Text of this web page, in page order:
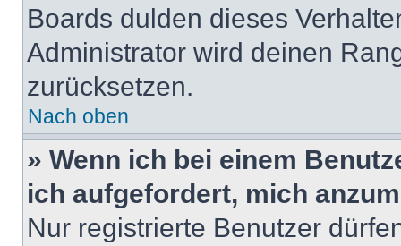
Boards dulden dieses
Administrator wird deinen
zurücksetzen.
Nach oben
» Wenn ich bei einem
ich aufgefordert, mich
Nur registrierte Benutzer